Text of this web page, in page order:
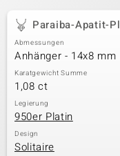
Classics
Paraiba-Apatit-
Abmessungen
Anhänger - 14x8 mm
Karatgewicht Summe
1,08 ct
Legierung
950er Platin
Design
Solitaire